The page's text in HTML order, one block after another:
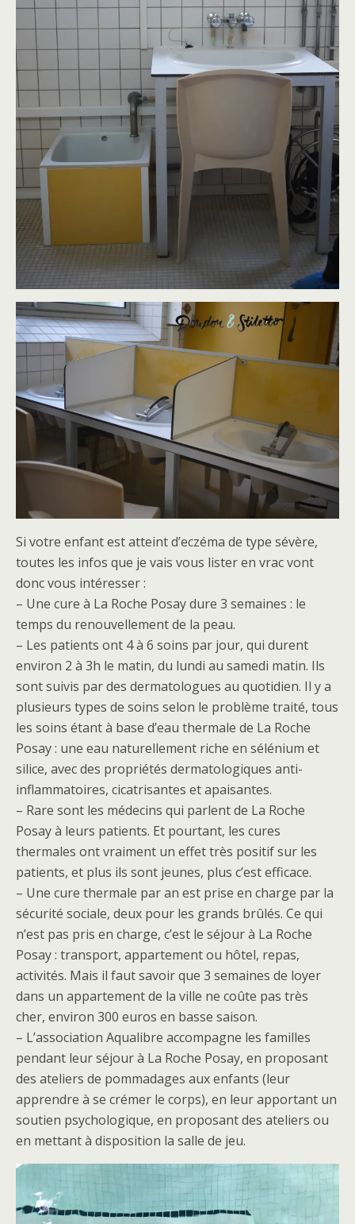
Si votre enfant est atteint d’eczéma de type sévère,
toutes les infos que je vais vous lister en vrac vont
donc vous intéresser :
– Une cure à La Roche Posay dure 3 semaines : le
temps du renouvellement de la peau.
– Les patients ont 4 à 6 soins par jour, qui durent
environ 2 à 3h le matin, du lundi au samedi matin. Ils
sont suivis par des dermatologues au quotidien. Il y a
plusieurs types de soins selon le problème traité, tous
les soins étant à base d’eau thermale de La Roche
Posay : une eau naturellement riche en sélénium et
silice, avec des propriétés dermatologiques anti-
inflammatoires, cicatrisantes et apaisantes.
– Rare sont les médecins qui parlent de La Roche
Posay à leurs patients. Et pourtant, les cures
thermales ont vraiment un effet très positif sur les
patients, et plus ils sont jeunes, plus c’est efficace.
– Une cure thermale par an est prise en charge par la
sécurité sociale, deux pour les grands brûlés. Ce qui
n’est pas pris en charge, c’est le séjour à La Roche
Posay : transport, appartement ou hôtel, repas,
activités. Mais il faut savoir que 3 semaines de loyer
dans un appartement de la ville ne coûte pas très
cher, environ 300 euros en basse saison.
– L’association Aqualibre accompagne les familles
pendant leur séjour à La Roche Posay, en proposant
des ateliers de pommadages aux enfants (leur
apprendre à se crémer le corps), en leur apportant un
soutien psychologique, en proposant des ateliers ou
en mettant à disposition la salle de jeu.